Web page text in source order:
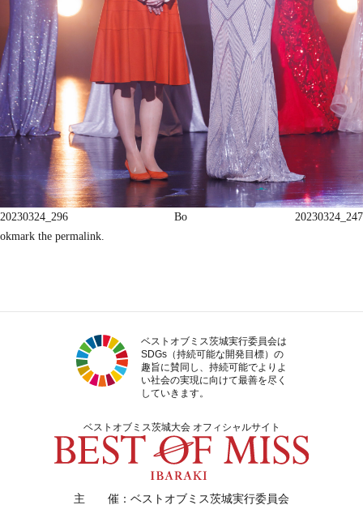
20230324_296 20230324_247
Bo
okmark the permalink
ベストオブミス茨城実行委員会は
SDGs（持続可能な開発目標）の
趣旨に賛同し、持続可能でよりよ
い社会の実現に向けて最善を尽く
していきます。
ベストオブミス茨城大会 オフィシャルサイト
主 催：ベストオブミス茨城実行委員会